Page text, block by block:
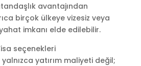
avantajından
birçok ülkeye vizesiz veya
imkanı elde edilebilir.
seçenekleri
yatırım maliyeti değil;